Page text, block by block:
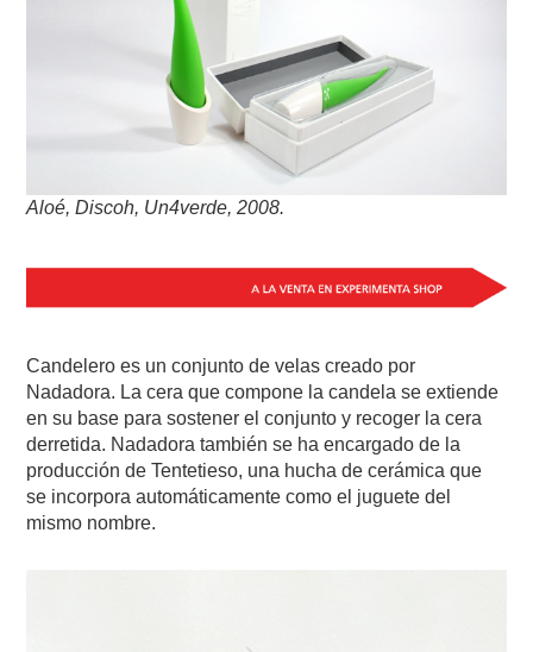
Aloé, Discoh, Un4verde, 2008.
Candelero es un conjunto de velas creado por
Nadadora. La cera que compone la candela se extiende
en su base para sostener el conjunto y recoger la cera
derretida. Nadadora también se ha encargado de la
producción de Tentetieso, una hucha de cerámica que
se incorpora automáticamente como el juguete del
mismo nombre.